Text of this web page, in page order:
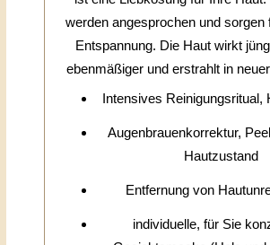
werden angesprochen und sorgen
Entspannung. Die Haut wirkt
ebenmäßiger und erstrahlt in
Intensives Reinigungsritual,
Augenbrauenkorrektur,
Hautzustand
Entfernung von
individuelle, für Sie